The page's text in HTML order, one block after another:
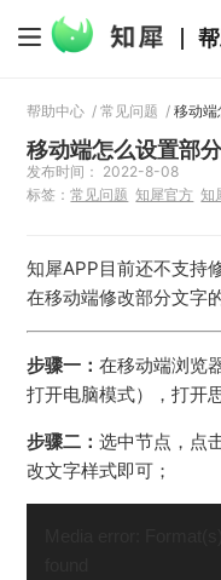
帮助中心 /常见问题 /移动端
移动端怎么设置部
发布时间： 2022-8-08
标签：常见问题 知犀官方 知
知犀APP目前还不支持
在移动端修改部分文字
步骤一：在移动端浏览
打开电脑模式），打开
步骤二：选中节点，点
改文字样式即可；